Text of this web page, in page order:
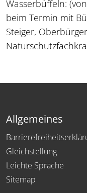
Wasserbüffeln:
beim Termin mit
Steiger,
Allgemeines
Gleichstellung
Leichte Sprache
Sitemap